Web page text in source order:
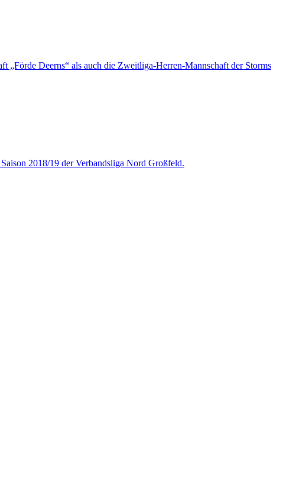
„Förde Deerns“ als auch die Zweitliga-Herren-Mannschaft der Storms
2018/19 der Verbandsliga Nord Großfeld.